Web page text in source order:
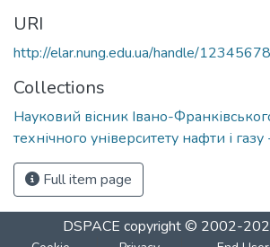
URI
http://elar.nung.edu.ua/handle/
Collections
Науковий вісник Івано-
технічного університету нафти і
Full item page
DSPACE copyright © 2002-